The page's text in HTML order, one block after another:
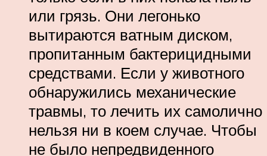
или грязь. Они легонько
вытираются ватным диском,
пропитанным бактерицидными
средствами. Если у животного
обнаружились механические
травмы, то лечить их самолично
нельзя ни в коем случае. Чтобы
не было непредвиденного